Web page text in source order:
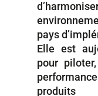
pays
Elle est
pour